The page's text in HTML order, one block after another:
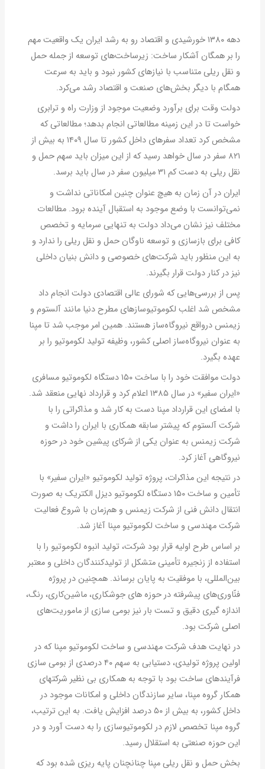
دهه ۱۳۸۰ خورشیدی و اقتصاد رو به رشد ایران یک واقعیت مهم
را بر همگان آشکار ساخت: زیرساخت‌های توسعه از جمله حمل
و نقل ریلی متناسب با نیازهای کشور نبود و باید به سرعت
همگام با دیگر بخش‌های صنعت و اقتصاد رشد می‌کرد.
دولت وقت برای برآورد وضعیت موجود از وزارت راه و ترابری
خواست تا در این زمینه مطالعاتی انجام بدهد؛ مطالعاتی که
مشخص کرد تعداد سفرهای داخل کشور تا سال ۱۴۰۹ به بیش از
۸۲۱ سفر در سال خواهد رسید که از این میزان باید سهم حمل و
نقل ریلی به دست کم ۳۱ میلیون سفر در سال باید برسد.
ایران در آن زمان به هیچ عنوان چنین امکاناتی نداشت و
نمی‌توانست با وضع موجود به استقبال آینده برود. مطالعات
مختلف نیز نشان می‌داد دولت به تنهایی سرمایه و تخصص
کافی برای بازسازی و توسعه ناوگان حمل و نقل ریلی را ندارد و
به این منظور باید شرکت‌های خصوصی و دانش بنیان داخلی
نیز در کنار دولت قرار بگیرند.
پس از بررسی‌هایی که شورای عالی اقتصادی دولت انجام داد
مشخص شد اغلب لکوموتیوسازهای مطرح دنیا مانند آلستوم و
زیمنس درواقع نیروگاه‌ساز هستند. همین امر موجب شد تا مپنا
به عنوان نیروگاه‌ساز اصلی کشور، وظیفه تولید لکوموتیو را بر
عهده بگیرد.
دولت موافقت خود را با ساخت ۱۵۰ دستگاه لکوموتیو مسافری
«ایران سفیر» در سال ۱۳۸۵ اعلام کرد و قرارداد نهایی منعقد شد.
با امضای این قرارداد مپنا دست به کار شد و مذاکراتی را با
شرکت آلستوم که پیشتر سابقه همکاری با ایران را داشت و
شرکت زیمنس به عنوان یکی از شرکای پیشین خود در حوزه
نیروگاهی آغاز کرد.
در نتیجه این مذاکرات، پروژه تولید لکوموتیو «ایران سفیر» با
تأمین و ساخت ۱۵۰ دستگاه لکوموتیو دیزل الکتریک به صورت
انتقال دانش فنی از شرکت زیمنس و هم‌زمان با شروع فعالیت
شرکت مهندسی و ساخت لکوموتیو مپنا آغاز شد.
بر اساس طرح اولیه قرار بود شرکت، تولید انبوه لکوموتیو را با
استفاده از زنجیره تأمینی متشکل از تولیدکنندگان داخلی و معتبر
بین‌المللی، با موفقیت به پایان برساند. همچنین در پروژه
فنّاوری‌های پیشرفته در حوزه های جوشکاری، ماشین‌کاری، رنگ،
اندازه گیری دقیق و تست بار نیز بومی سازی از ماموریت‌های
اصلی شرکت بود.
در نهایت هدف شرکت مهندسی و ساخت لکوموتیو مپنا که در
اولین پروژه تولیدی، دستیابی به سهم ۴۰ درصدی از بومی سازی
فرآیندهای ساخت بود با توجه به همکاری بی نظیر شرکتهای
همکار گروه مپنا، سایر سازندگان داخلی و امکانات موجود در
داخل کشور، به بیش از ۵۰ درصد افزایش یافت. به این ترتیب،
گروه مپنا تخصص لازم در لکوموتیوسازی را به دست آورد و در
این حوزه صنعتی به استقلال رسید.
بخش حمل و نقل ریلی مپنا چنانچنان پایه ریزی شده بود که